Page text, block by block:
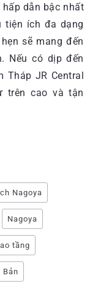
dẫn bậc nhất
tiện ích đa dạng
sẽ mang đến
Nếu có dịp đến
Tháp JR Central
trên cao và tận
Nagoya
Nagoya
tầng
Bản